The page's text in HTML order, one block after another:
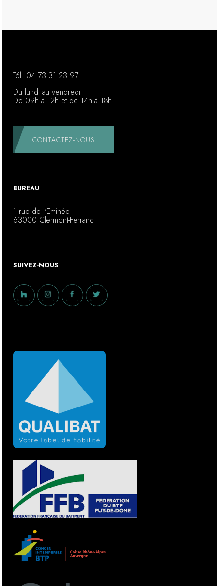
Tél: 04 73 31 23 97
Du lundi au vendredi
De 09h à 12h et de 14h à 18h
CONTACTEZ-NOUS
BUREAU
1 rue de l'Eminée
63000 Clermont-Ferrand
SUIVEZ-NOUS